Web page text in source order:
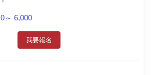
～ 6,000
我要報名